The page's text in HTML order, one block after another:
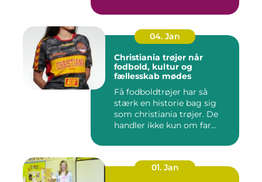
04. Jan
Christiania trøjer når
fodbold, kultur og
fællesskab mødes
Få fodboldtrøjer har så
stærk en historie bag sig
som christiania trøjer. De
handler ikke kun om far...
01. Jan